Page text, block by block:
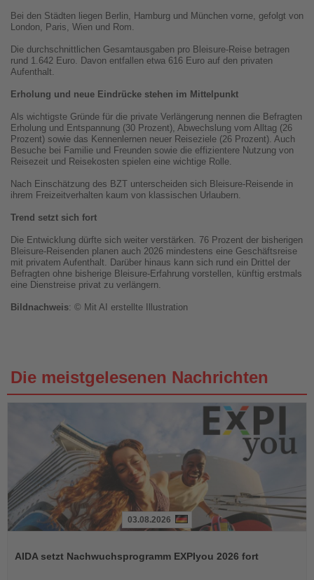
Bei den Städten liegen Berlin, Hamburg und München vorne, gefolgt von
London, Paris, Wien und Rom.
Die durchschnittlichen Gesamtausgaben pro Bleisure-Reise betragen
rund 1.642 Euro. Davon entfallen etwa 616 Euro auf den privaten
Aufenthalt.
Erholung und neue Eindrücke stehen im Mittelpunkt
Als wichtigste Gründe für die private Verlängerung nennen die Befragten
Erholung und Entspannung (30 Prozent), Abwechslung vom Alltag (26
Prozent) sowie das Kennenlernen neuer Reiseziele (26 Prozent). Auch
Besuche bei Familie und Freunden sowie die effizientere Nutzung von
Reisezeit und Reisekosten spielen eine wichtige Rolle.
Nach Einschätzung des BZT unterscheiden sich Bleisure-Reisende in
ihrem Freizeitverhalten kaum von klassischen Urlaubern.
Trend setzt sich fort
Die Entwicklung dürfte sich weiter verstärken. 76 Prozent der bisherigen
Bleisure-Reisenden planen auch 2026 mindestens eine Geschäftsreise
mit privatem Aufenthalt. Darüber hinaus kann sich rund ein Drittel der
Befragten ohne bisherige Bleisure-Erfahrung vorstellen, künftig erstmals
eine Dienstreise privat zu verlängern.
Bildnachweis: © Mit AI erstellte Illustration
Die meistgelesenen Nachrichten
die
03.08.2026
AIDA setzt Nachwuchsprogramm EXPIyou 2026 fort